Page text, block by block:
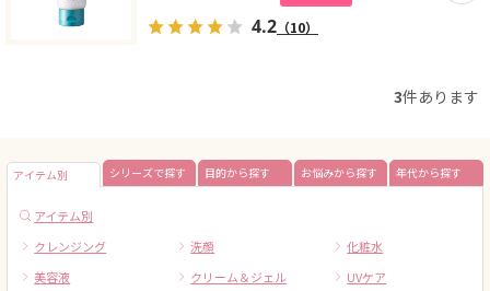
4.2 （10）
3件あります
アイテム別 シリーズで探す 目的から探す お悩みから探す 年代から探す
アイテム別
クレンジング
洗顔
化粧水
美容液
クリーム＆ジェル
UVケア